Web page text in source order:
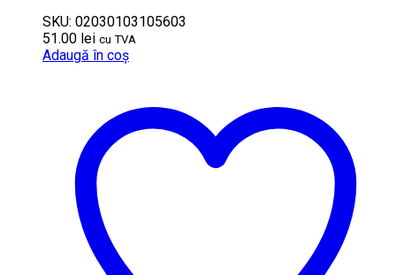
SKU: 02030103105603
51.00 lei cu TVA
Adaugă în coș